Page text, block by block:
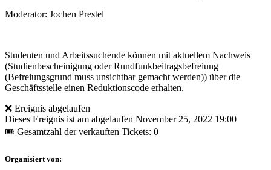
Moderator: Jochen Prestel
Studenten und Arbeitssuchende können mit aktuellem Nachweis
(Studienbescheinigung oder Rundfunkbeitragsbefreiung
(Befreiungsgrund muss unsichtbar gemacht werden)) über die
Geschäftsstelle einen Reduktionscode erhalten.
❌ Ereignis abgelaufen
Dieses Ereignis ist am abgelaufen November 25, 2022 19:00
🎟 Gesamtzahl der verkauften Tickets: 0
Organisiert von: